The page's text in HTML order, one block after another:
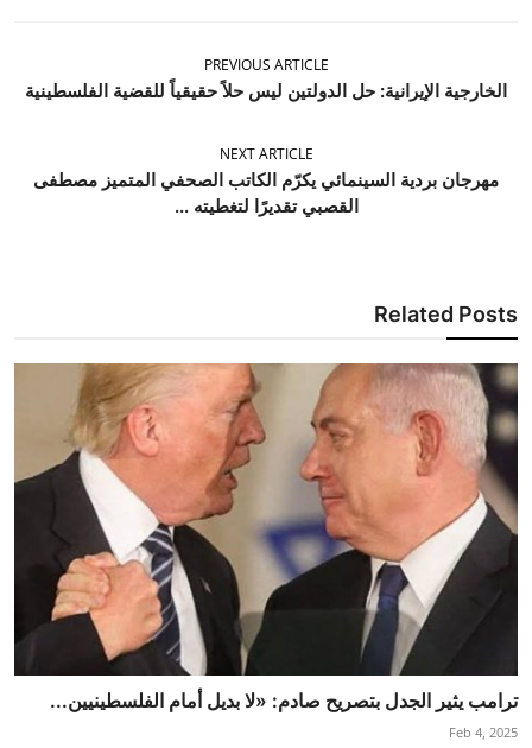
PREVIOUS ARTICLE
الخارجية الإيرانية: حل الدولتين ليس حلاً حقيقياً للقضية الفلسطينية
NEXT ARTICLE
مهرجان بردية السينمائي يكرّم الكاتب الصحفي المتميز مصطفى
القصبي تقديرًا لتغطيته ...
Related Posts
ترامب يثير الجدل بتصريح صادم: «لا بديل أمام الفلسطينيين...
Feb 4, 2025